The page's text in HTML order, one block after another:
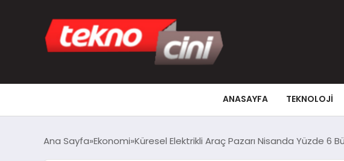
ANASAYFA TEKNOLOJI
Ana Sayfa Ekonomi Küresel Elektrikli Araç Pazarı Nisanda Yüzde 6